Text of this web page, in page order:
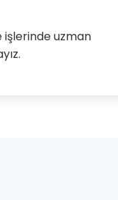
işlerinde uzman